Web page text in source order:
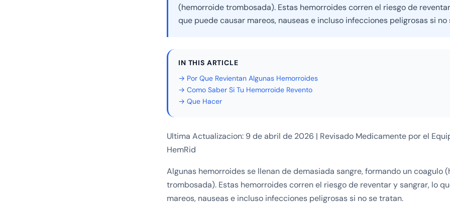
(hemorroide trombosada). Estas hemorroides corren el riesgo de
que puede causar mareos, nauseas e incluso infecciones peligrosas si no
IN THIS ARTICLE
→ Por Que Revientan Algunas Hemorroides
→ Como Saber Si Tu Hemorroide Revento
→ Que Hacer
Ultima Actualizacion: 9 de abril de 2026 | Revisado Medicamente por el
HemRid
Algunas hemorroides se llenan de demasiada sangre, formando un coagulo
trombosada). Estas hemorroides corren el riesgo de reventar y sangrar, lo
mareos, nauseas e incluso infecciones peligrosas si no se tratan.